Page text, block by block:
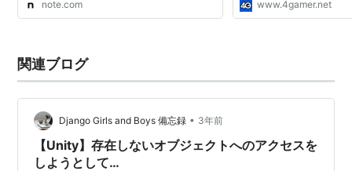
note.com www.4gamer.net
関連ブログ
Django Girls and Boys 備忘録 • 3年前
【Unity】存在しないオブジェクトへのアクセスを
しようとして